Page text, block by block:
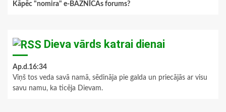
Kāpēc "nomira" e-BAZNĪCAs forums?
Dieva vārds katrai dienai
Ap.d.16:34
Viņš tos veda savā namā, sēdināja pie galda un priecājās ar visu
savu namu, ka ticēja Dievam.